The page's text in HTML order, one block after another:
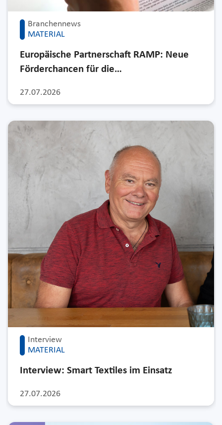
Branchennews
MATERIAL
27.07.2026
Europäische Partnerschaft RAMP: Neue
Förderchancen für die…
Interview
MATERIAL
27.07.2026
Interview: Smart Textiles im Einsatz